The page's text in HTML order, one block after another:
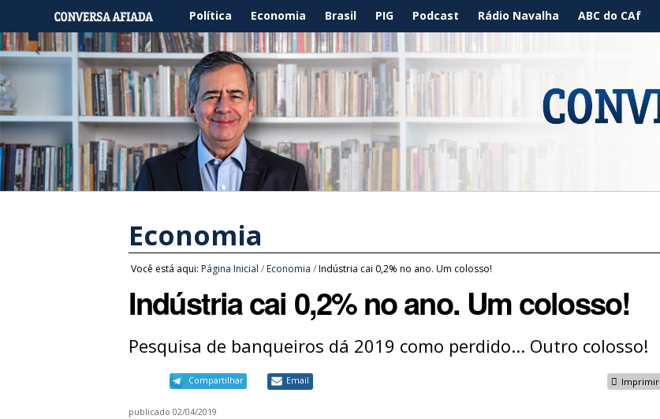
Política Economia Brasil PIG Podcast Rádio Navalha ABC do CAf
Economia
Você está aqui: Página Inicial / Economia /Indústria cai 0,2% no ano. Um colosso!
Indústria cai 0,2% no ano. Um colosso!
Pesquisa de banqueiros dá 2019 como perdido... Outro colosso!
Compartilhar Email Imprimir
publicado 02/04/2019